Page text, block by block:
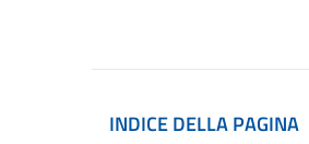
INDICE DELLA PAGINA